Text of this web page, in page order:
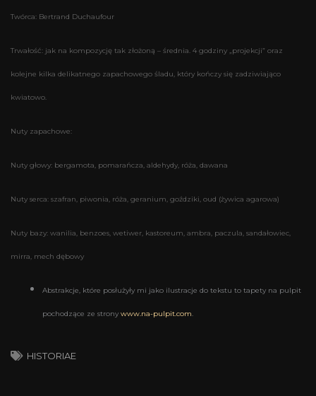
Twórca: Bertrand Duchaufour
Trwałość: jak na kompozycję tak złożoną – średnia. 4 godziny „projekcji” oraz
kolejne kilka delikatnego zapachowego śladu, który kończy się zadziwiająco
kwiatowo.
Nuty zapachowe:
Nuty głowy: bergamota, pomarańcza, aldehydy, róża, dawana
Nuty serca: szafran, piwonia, róża, geranium, goździki, oud (żywica agarowa)
Nuty bazy: wanilia, benzoes, wetiwer, kastoreum, ambra, paczula, sandałowiec,
mirra, mech dębowy
Abstrakcje, które posłużyły mi jako ilustracje do tekstu to tapety na pulpit
pochodzące ze strony www.na-pulpit.com.
HISTORIAE